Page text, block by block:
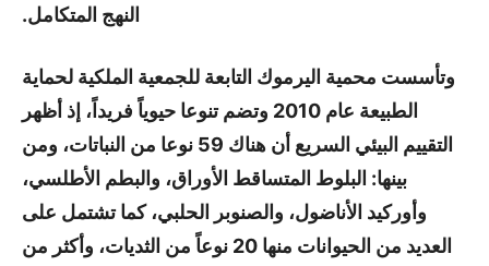
النهج المتكامل.
وتأسست محمية اليرموك التابعة للجمعية الملكية لحماية
الطبيعة عام 2010 وتضم تنوعا حيوياً فريداً، إذ أظهر
التقييم البيئي السريع أن هناك 59 نوعا من النباتات، ومن
بينها: البلوط المتساقط الأوراق، والبطم الأطلسي،
وأوركيد الأناضول، والصنوبر الحلبي، كما تشتمل على
العديد من الحيوانات منها 20 نوعاً من الثديات، وأكثر من